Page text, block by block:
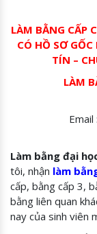
LÀM BẰNG CẤP
CÓ HỒ SƠ
TÍN –
LÀM
Làm bằng đại
tôi, nhận làm
cấp, bằng cấp 3,
bằng liên quan
nay của sinh viên